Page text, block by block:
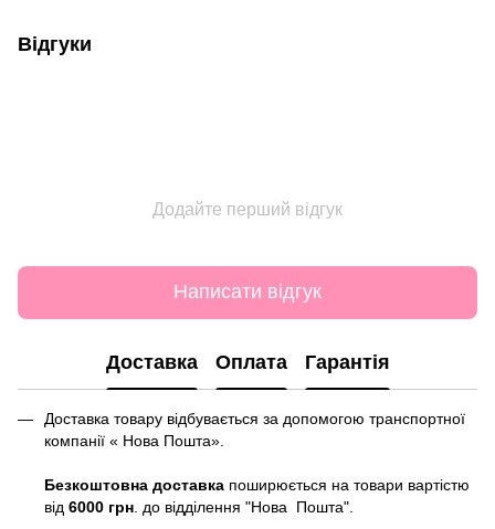
Відгуки
Додайте перший відгук
Написати відгук
Доставка Оплата Гарантія
Доставка товару відбувається за допомогою транспортної
компанії « Нова Пошта».
Безкоштовна доставка поширюється на товари вартістю
від 6000 грн . до відділення "Нова Пошта".